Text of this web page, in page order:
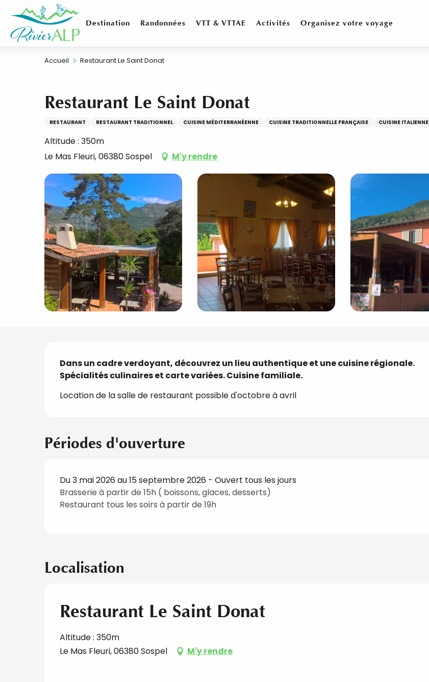
contenu
principal
Destination Randonnées VTT & VTTAE Activités Organisez votre voyage
Accueil Restaurant Le Saint Donat
Restaurant Le Saint Donat
RESTAURANT RESTAURANT TRADITIONNEL CUISINE MÉDITERRANÉENNE CUISINE TRADITIONNELLE FRANÇAISE CUISINE ITALIENNE
Altitude : 350m
Le Mas Fleuri, 06380 Sospel
M'y rendre
Description
Dans un cadre verdoyant, découvrez un lieu authentique et une cuisine régionale.
Spécialités culinaires et carte variées. Cuisine familiale.
Location de la salle de restaurant possible d'octobre à avril
Périodes d'ouverture
Du 3 mai 2026 au 15 septembre 2026 - Ouvert tous les jours
Brasserie à partir de 15h ( boissons, glaces, desserts)
Restaurant tous les soirs à partir de 19h
Localisation
Restaurant Le Saint Donat
Altitude : 350m
Le Mas Fleuri, 06380 Sospel
M'y rendre